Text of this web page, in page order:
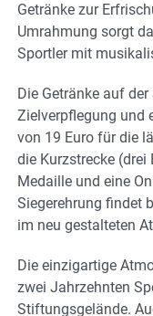
Getränke zur
Umrahmung sorgt
Sportler mit
Die Getränke auf
Zielverpflegung und
von 19 Euro für die
die Kurzstrecke
Medaille und eine
Siegerehrung findet
im neu gestalteten
Die einzigartige
zwei Jahrzehnten
Stiftungsgelände.